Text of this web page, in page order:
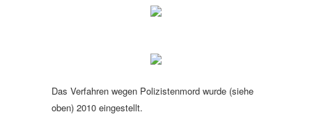
Das Verfahren wegen Polizistenmord wurde (siehe
oben) 2010 eingestellt.